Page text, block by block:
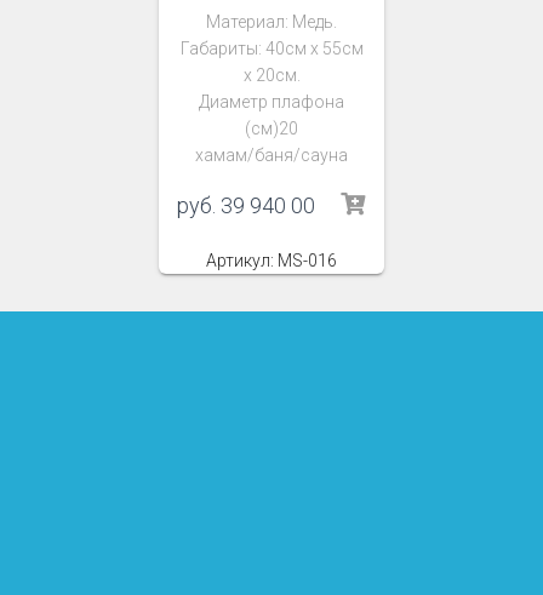
Материал: Медь.
Габариты: 40см х 55см
х 20см.
Диаметр плафона
(см)20
хамам/баня/сауна
руб. 39 940 00
Артикул: MS-016